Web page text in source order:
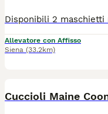
Allevatore con Affisso
Siena (33.2km)